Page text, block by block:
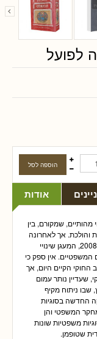
לפועל
אודות
מהותיים, שמקורם, בין
והולכת. אך לאחרונה
נחקק חוק ההוצאה לפועל (תיקון מס 29) התשס"ט-2008, המעגן שינויי
המשפטיים. אין ספק כי
לשינוי המצב החוקי הקיים היום, אך
נותר עמום
שבו ניתוח מקיף
החדשה בסוגיות
המשפטי והן
משפטיות שונות
שטופמן.